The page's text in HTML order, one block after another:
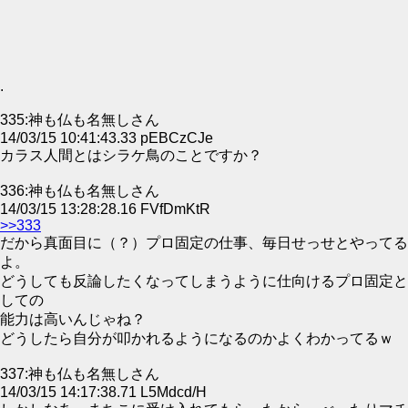
.
335:神も仏も名無しさん
14/03/15 10:41:43.33 pEBCzCJe
カラス人間とはシラケ鳥のことですか？
336:神も仏も名無しさん
14/03/15 13:28:28.16 FVfDmKtR
>>333
だから真面目に（？）プロ固定の仕事、毎日せっせとやってる
よ。
どうしても反論したくなってしまうように仕向けるプロ固定と
しての
能力は高いんじゃね？
どうしたら自分が叩かれるようになるのかよくわかってるｗ
337:神も仏も名無しさん
14/03/15 14:17:38.71 L5Mdcd/H